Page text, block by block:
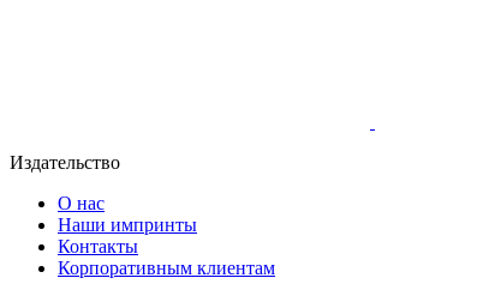
Издательство
О нас
Наши импринты
Контакты
Корпоративным клиентам